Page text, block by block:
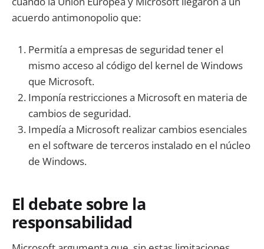
acuerdo antimonopolio que:
Permitía a empresas de seguridad tener el
mismo acceso al código del kernel de Windows
que Microsoft.
Imponía restricciones a Microsoft en materia de
cambios de seguridad.
Impedía a Microsoft realizar cambios esenciales
en el software de terceros instalado en el núcleo
de Windows.
El debate sobre la
responsabilidad